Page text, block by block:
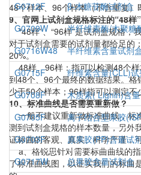
48个样本、96个样本（不含重复
9、官网上试剂盒规格标注的“48样
“48样”、“96样”是试剂盒规格，
对于试剂盒需要的试剂量都给足的
20%。
48样、96样：指可以检测48个
到48个、96个最终的数据结果。
少于50个样本；96样指可以测定不
10、标准曲线是否需要重新做？
一般不建议重新做标准曲线，标
测到试剂盒规格的样本数量，另外
证标曲的客观、真实、科学严谨，
a、格锐思针对需要标曲曲线的
了标准曲线图，以证实我们的标曲
G0712F
β-木糖苷酶试剂盒
G0709W
半纤维素酶/木聚糖
G0716W48
半纤维素含量试剂
G0715F
纤维素含量(CLL)试
G0708F
木质素( Lignin)含量
G0705F
离子结合型果胶
G0703F
原果胶(PP)含量试
G0717W
总果胶含量试剂盒